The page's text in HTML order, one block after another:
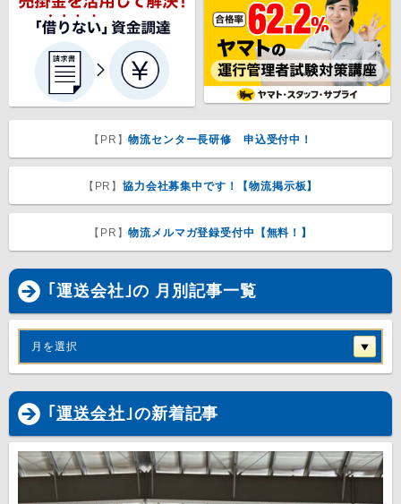
【PR】物流センター長研修 申込受付中！
【PR】協力会社募集中です！【物流掲示板】
【PR】物流メルマガ登録受付中【無料！】
｢運送会社｣の 月別記事一覧
月を選択
｢ 運送会社｣の新着記事